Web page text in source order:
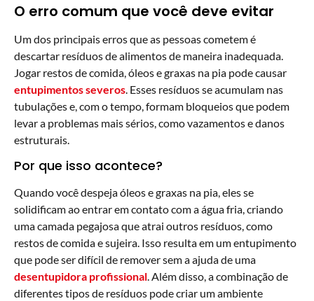
O erro comum que você deve evitar
Um dos principais erros que as pessoas cometem é
descartar resíduos de alimentos de maneira inadequada.
Jogar restos de comida, óleos e graxas na pia pode causar
entupimentos severos. Esses resíduos se acumulam nas
tubulações e, com o tempo, formam bloqueios que podem
levar a problemas mais sérios, como vazamentos e danos
estruturais.
Por que isso acontece?
Quando você despeja óleos e graxas na pia, eles se
solidificam ao entrar em contato com a água fria, criando
uma camada pegajosa que atrai outros resíduos, como
restos de comida e sujeira. Isso resulta em um entupimento
que pode ser difícil de remover sem a ajuda de uma
desentupidora profissional. Além disso, a combinação de
diferentes tipos de resíduos pode criar um ambiente